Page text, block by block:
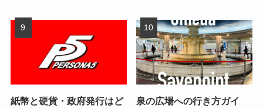
紙幣と硬貨・政府発行はど
泉の広場への行き方ガイ